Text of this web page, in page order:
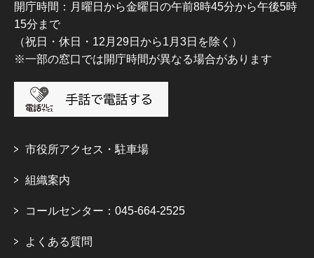
開庁時間：月曜日から金曜日の午前8時45分から午後5時
15分まで
（祝日・休日・12月29日から1月3日を除く）
※一部の窓口では開庁時間が異なる場合があります
市役所アクセス・駐車場
組織案内
コールセンター：045-664-2525
よくある質問